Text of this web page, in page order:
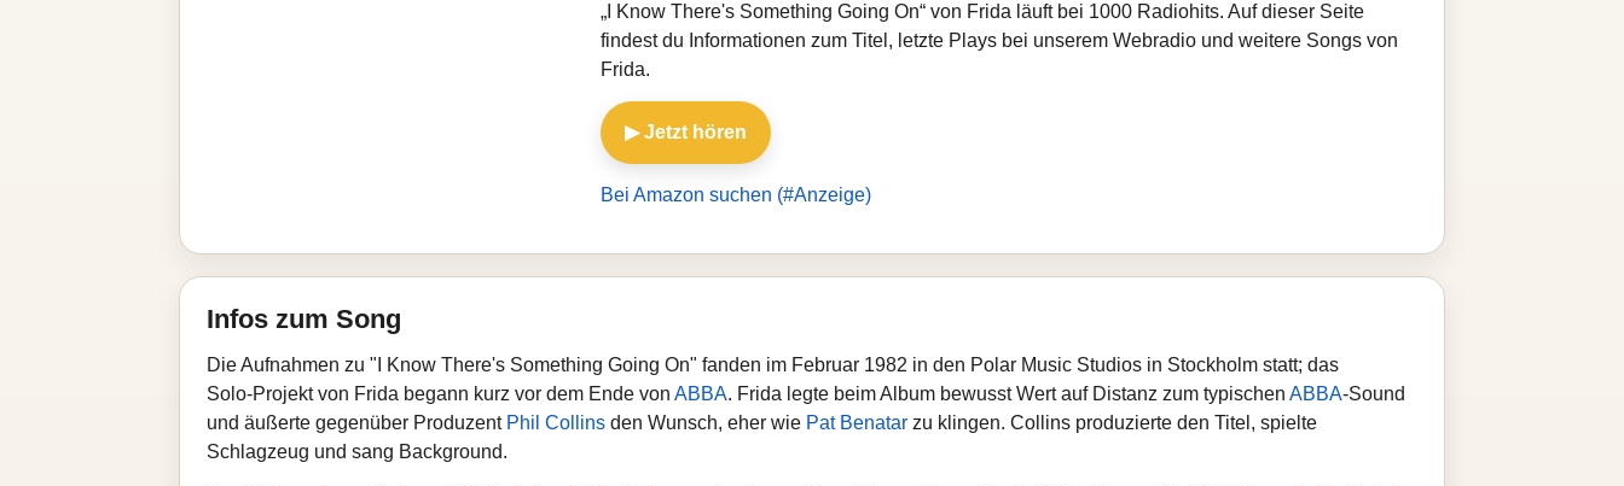
„I Know There's Something Going On“ von Frida läuft bei 1000 Radiohits. Auf dieser Seite
findest du Informationen zum Titel, letzte Plays bei unserem Webradio und weitere Songs von
Frida.
▶ Jetzt hören
Bei Amazon suchen (#Anzeige)
Infos zum Song
Die Aufnahmen zu "I Know There's Something Going On" fanden im Februar 1982 in den Polar Music Studios in Stockholm statt; das
Solo‑Projekt von Frida begann kurz vor dem Ende von ABBA. Frida legte beim Album bewusst Wert auf Distanz zum typischen ABBA‑Sound
und äußerte gegenüber Produzent Phil Collins den Wunsch, eher wie Pat Benatar zu klingen. Collins produzierte den Titel, spielte
Schlagzeug und sang Background.